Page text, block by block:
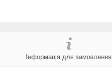
Інформація для замовлення